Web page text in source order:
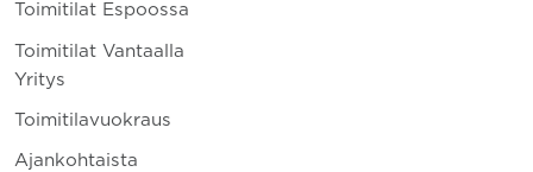
Toimitilat Espoossa
Toimitilat Vantaalla
Yritys
Toimitilavuokraus
Ajankohtaista